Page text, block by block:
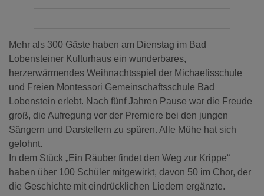
Mehr als 300 Gäste haben am Dienstag im Bad
Lobensteiner Kulturhaus ein wunderbares,
herzerwärmendes Weihnachtsspiel der Michaelisschule
und Freien Montessori Gemeinschaftsschule Bad
Lobenstein erlebt. Nach fünf Jahren Pause war die Freude
groß, die Aufregung vor der Premiere bei den jungen
Sängern und Darstellern zu spüren. Alle Mühe hat sich
gelohnt.
In dem Stück „Ein Räuber findet den Weg zur Krippe“
haben über 100 Schüler mitgewirkt, davon 50 im Chor, der
die Geschichte mit eindrücklichen Liedern ergänzte.